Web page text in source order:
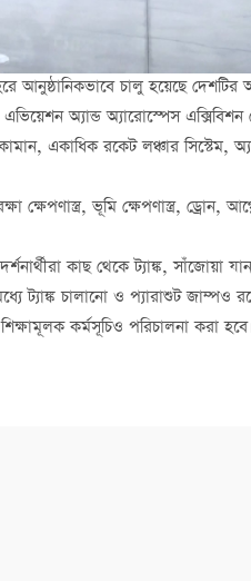
আনুষ্ঠানিকভাবে চালু হয়েছে দেশটির
এভিয়েশন অ্যান্ড অ্যারোস্পেস
একাধিক রকেট লঞ্চার সিস্টেম,
ভূমি ক্ষেপণাস্ত্র, ড্রোন,
কাছ থেকে ট্যাঙ্ক, সাঁজোয়া যান
ট্যাঙ্ক চালানো ও প্যারাশুট জাম্পও
কর্মসূচিও পরিচালনা করা হবে।